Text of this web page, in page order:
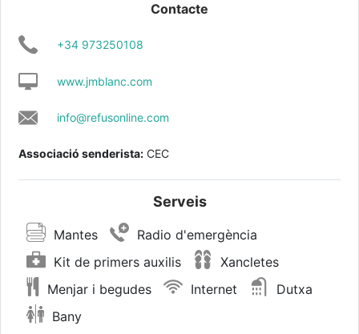
Contacte
+34 973250108
www.jmblanc.com
info@refusonline.com
Associació senderista: CEC
Serveis
Mantes
Radio d'emergència
Kit de primers auxilis
Xancletes
Menjar i begudes
Internet
Dutxa
Bany